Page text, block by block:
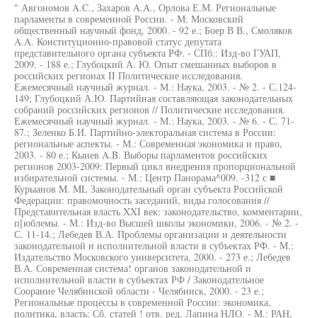
" Авгономов A.C., Захаров A.A., Орлова Е.М. Региональные
парламенты в современной России. - М: Московский
общественный научный фонд, 2000. - 92 е.; Боер В В., Смоляков
A.A. Конституционно-правовой статус депутата
представительного органа субъекта РФ. - СПб.: Изд-во ГУАП,
2009. - 188 е.; Глубоцкий А. Ю. Опыт смешанных выборов в
российских регионах II Политические исследования.
Ежемесячный научный журнал. - М.: Наука, 2003. - № 2. - С.124-
149; Глубоцкий А.Ю. Партийная составляющая законодательных
собраний российских регионов // Политические исследования.
Ежемесячный научный журнал. - М.: Наука, 2003. - № 6. - С. 71-
87.; Зеленко Б.И. Партийно-электоральная система в России:
региональные аспекты. - М.: Современная экономика и право,
2003. - 80 е.; Кынев A.B. Выборы парламентов российских
регионов 2003-2009: Первый цикл внедрения пропорциональной
избирательной системы. - М.: Центр Панорама^009. -312 с ■
Курыанов M. ML Законодательный орган субъекта Российской
Федерации: правомочность заседаний, виды голосования //
Представительная власть XXI век: законодательство, комментарии,
п[юблемы. - М.: Изд-во Высшей школы экономики, 2006. - № 2. -
С. 11-14.; Лебедев В.А. Проблемы организации и деятельности
законодательной и исполнительной власти в субъектах РФ. - М.:
Издательство Московского университета, 2000. - 273 е.; Лебедев
В.А. Современная система! органов законодательной и
исполнительной власти в субъектах РФ / Законодательное
Соорание Челябинской области - Челябинск, 2000. - 23 е.;
Региональные процессы в современной России: экономика,
политика, власть: Сб. статей ! отв. ред. Лапина НЛО. - М.: РАН,